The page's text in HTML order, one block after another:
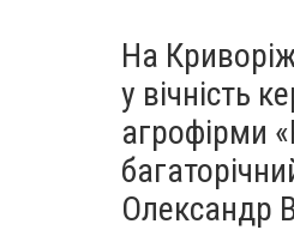
На
у вічність
агрофірми
Олександр